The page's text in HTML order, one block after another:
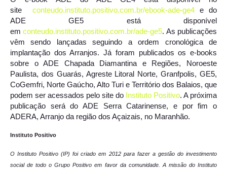
site conteudo.instituto.positivo.com.br/ebook-ade-ge4e do
ADE GE5 está disponível
emconteudo.instituto.positivo.com.br/ade-ge5. As publicações
vêm sendo lançadas seguindo a ordem cronológica de
implantação dos Arranjos. Já foram publicados os e-books
sobre o ADE Chapada Diamantina e Regiões, Noroeste
Paulista, dos Guarás, Agreste Litoral Norte, Granfpolis, GE5,
CoGemfri, Norte Gaúcho, Alto Turi e Território dos Balaios, que
podem ser acessados pelo site do Instituto Positivo. A próxima
publicação será do ADE Serra Catarinense, e por fim o
ADERA, Arranjo da região dos Açaizais, no Maranhão.
Instituto Positivo
O Instituto Positivo (IP) foi criado em 2012 para fazer a gestão do investimento
social de todo o Grupo Positivo em favor da comunidade. A missão do Instituto